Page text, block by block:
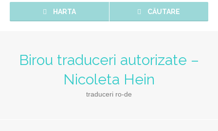
HARTA CĂUTARE
Birou traduceri autorizate –
Nicoleta Hein
traduceri ro-de